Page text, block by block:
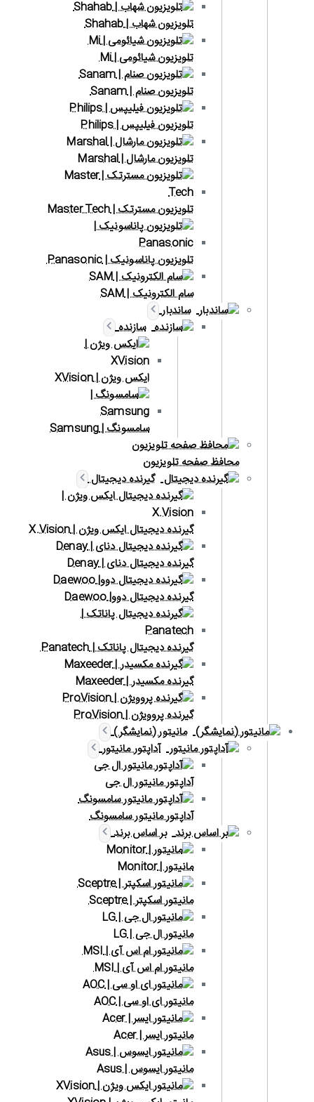
تلویزیون شهاب | Shahab
تلویزیون شیائومی | Mi
تلویزیون صنام | Sanam
تلویزیون فیلیپس | Philips
تلویزیون مارشال | Marshal
تلویزیون مسترتک | Master Tech
تلویزیون پاناسونیک | Panasonic
سام الکترونیک | SAM
ساندبار
سازنده
ایکس ویژن | XVision
سامسونگ | Samsung
محافظ صفحه تلویزیون
گیرنده دیجیتال
گیرنده دیجیتال ایکس ویژن | X.Vision
گیرنده دیجیتال دنای | Denay
گیرنده دیجیتال دوو| Daewoo
گیرنده دیجیتال پاناتک | Panatech
گیرنده مکسیدر | Maxeeder
گیرنده پروویژن | ProVision
مانیتور (نمایشگر)
آداپتور مانیتور
آداپتور مانیتور ال جی
آداپتور مانیتور سامسونگ
بر اساس برند
مانیتور | Monitor
مانیتور اسکپتر | Sceptre
مانیتور ال جی | LG
مانیتور ام اس آی | MSI
مانیتور ای او سی | AOC
مانیتور ایسر | Acer
مانیتور ایسوس | Asus